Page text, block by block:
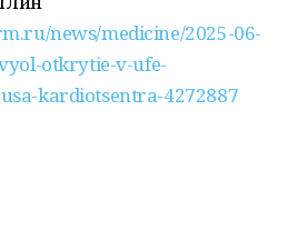
news/medicine/2025-06-
otkrytie-v-ufe-
kardiotsentra-4272887